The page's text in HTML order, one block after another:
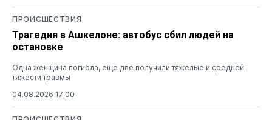
ПРОИСШЕСТВИЯ
Трагедия в Ашкелоне: автобус сбил людей на
остановке
Одна женщина погибла, еще две получили тяжелые и средней
тяжести травмы
04.08.2026 17:00